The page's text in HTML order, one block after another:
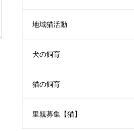
地域猫活動
犬の飼育
猫の飼育
里親募集【猫】